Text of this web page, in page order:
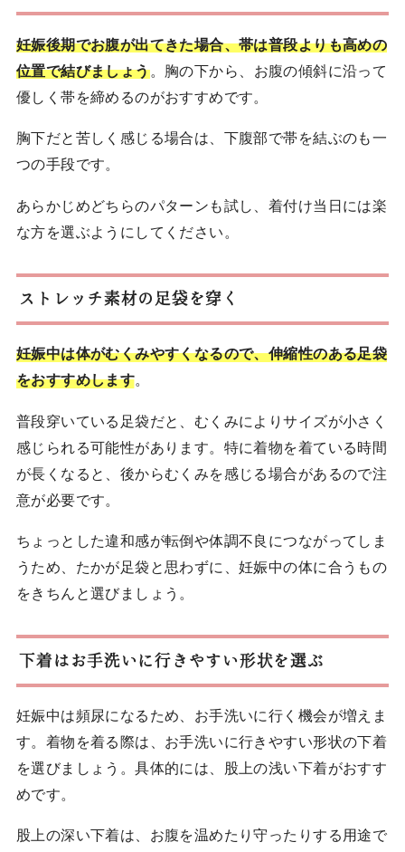
妊娠後期でお腹が出てきた場合、帯は普段よりも高めの
位置で結びましょう。胸の下から、お腹の傾斜に沿って
優しく帯を締めるのがおすすめです。
胸下だと苦しく感じる場合は、下腹部で帯を結ぶのも一
つの手段です。
あらかじめどちらのパターンも試し、着付け当日には楽
な方を選ぶようにしてください。
ストレッチ素材の足袋を穿く
妊娠中は体がむくみやすくなるので、伸縮性のある足袋
をおすすめします。
普段穿いている足袋だと、むくみによりサイズが小さく
感じられる可能性があります。特に着物を着ている時間
が長くなると、後からむくみを感じる場合があるので注
意が必要です。
ちょっとした違和感が転倒や体調不良につながってしま
うため、たかが足袋と思わずに、妊娠中の体に合うもの
をきちんと選びましょう。
下着はお手洗いに行きやすい形状を選ぶ
妊娠中は頻尿になるため、お手洗いに行く機会が増えま
す。着物を着る際は、お手洗いに行きやすい形状の下着
を選びましょう。具体的には、股上の浅い下着がおすす
めです。
股上の深い下着は、お腹を温めたり守ったりする用途で